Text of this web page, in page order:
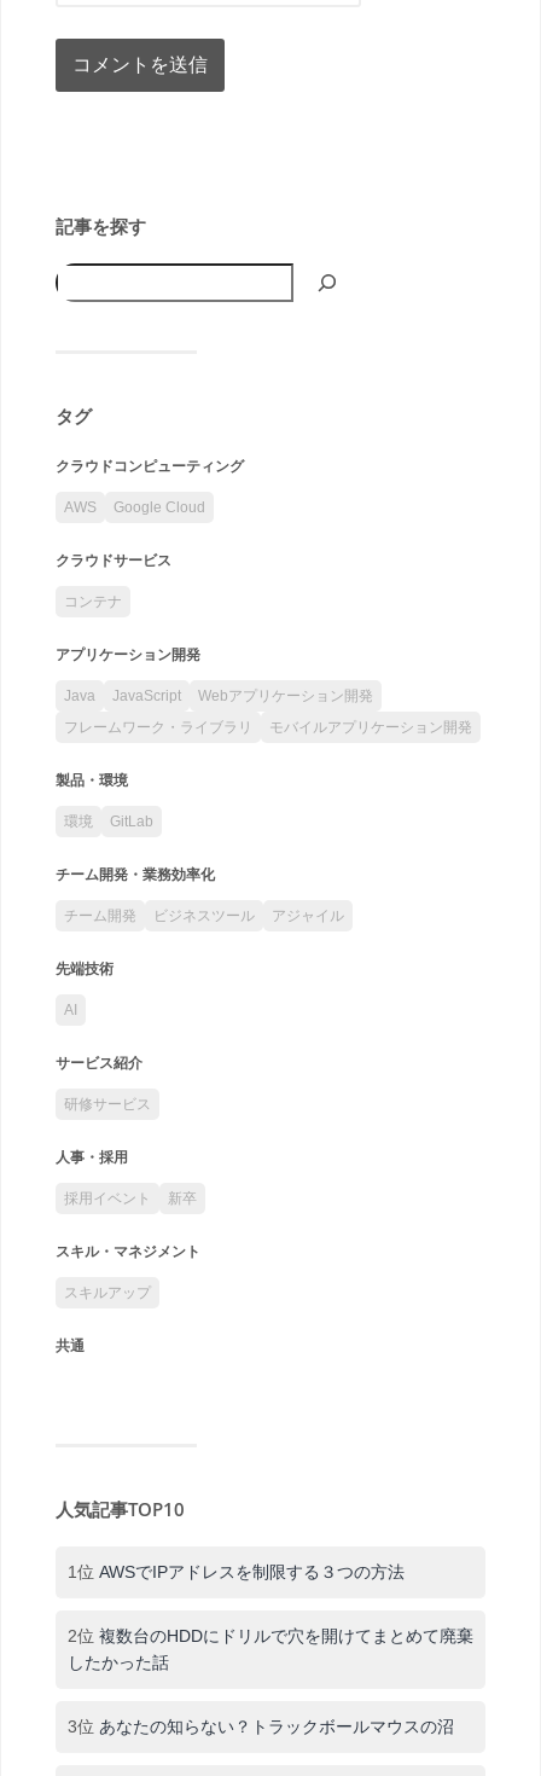
記事を探す
タグ
クラウドコンピューティング
AWS Google Cloud
クラウドサービス
コンテナ
アプリケーション開発
Java JavaScript
Webアプリケーション開発
フレームワーク・ライブラリ
モバイルアプリケーション開発
製品・環境
環境 GitLab
チーム開発・業務効率化
チーム開発 ビジネスツール アジャイル
先端技術
AI
サービス紹介
研修サービス
人事・採用
採用イベント 新卒
スキル・マネジメント
スキルアップ
共通
人気記事TOP10
1位 AWSでIPアドレスを制限する３つの方法
2位 複数台のHDDにドリルで穴を開けてまとめて廃棄
したかった話
3位 あなたの知らない？トラックボールマウスの沼